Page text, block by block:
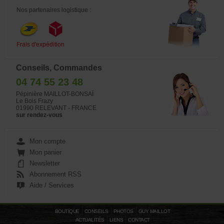
Nos partenaires logistique :
Frais d'expédition
Conseils, Commandes
04 74 55 23 48
Pépinière MAILLOT-BONSAÏ
Le Bois Frazy
01990 RELEVANT - FRANCE
sur rendez-vous
Mon compte
Mon panier
Newsletter
Abonnement RSS
Aide / Services
BOUTIQUE CONSEILS PHOTOS
GUY MAILLOT
ACTUALITÉS
LIENS CONTACT